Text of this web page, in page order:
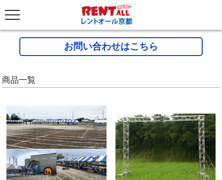
お問い合わせはこちら
商品一覧